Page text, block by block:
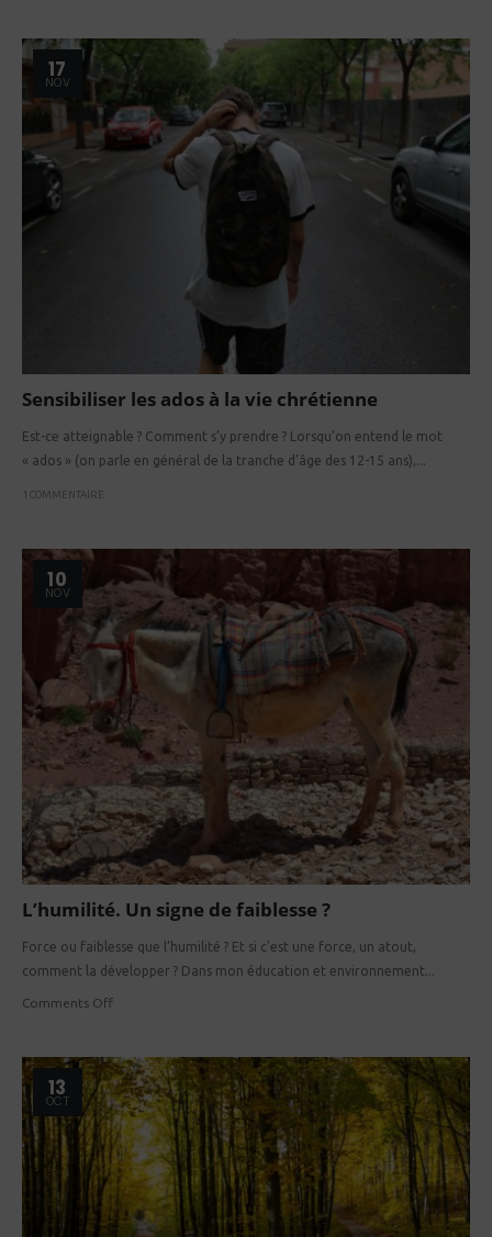
17
NOV
Sensibiliser les ados à la vie chrétienne
Est-ce atteignable ? Comment s’y prendre ? Lorsqu’on entend le mot
« ados » (on parle en général de la tranche d’âge des 12-15 ans),...
1 COMMENTAIRE
10
NOV
L’humilité. Un signe de faiblesse ?
Force ou faiblesse que l’humilité ? Et si c’est une force, un atout,
comment la développer ? Dans mon éducation et environnement...
Comments Off
13
OCT